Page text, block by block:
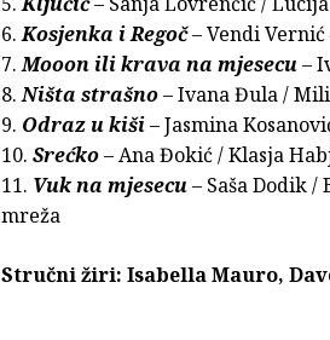
6.Kosjenka i Regoč– Vendi Vernić
7.Mooon ili krava na mjesecu–
8.Ništa strašno– Ivana Đula /
9. Odraz u kiši– Jasmina
10. Srećko– Ana Đokić / Klasja
11. Vuk na mjesecu– Saša Dodik
mreža
Stručni žiri: Isabella Mauro,